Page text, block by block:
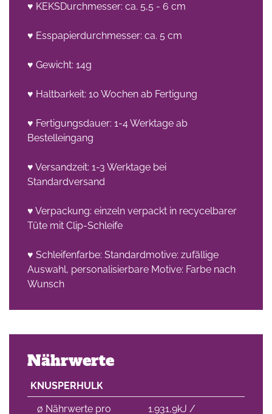
♥ KEKSDurchmesser: ca. 5,5 - 6 cm
♥ Esspapierdurchmesser: ca. 5 cm
♥ Gewicht: 14g
♥ Haltbarkeit: 10 Wochen ab Fertigung
♥ Fertigungsdauer: 1-4 Werktage ab
Bestelleingang
♥ Versandzeit: 1-3 Werktage bei
Standardversand
♥ Verpackung: einzeln verpackt in recycelbarer
Tüte mit Clip-Schleife
♥ Schleifenfarbe: Standardmotive: zufällige
Auswahl, personalisierbare Motive: Farbe nach
Wunsch
Nährwerte
KNUSPERHULK
∅ Nährwerte pro
1.931,9kJ /